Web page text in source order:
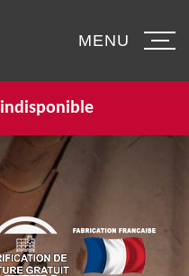
indisponible
MENU